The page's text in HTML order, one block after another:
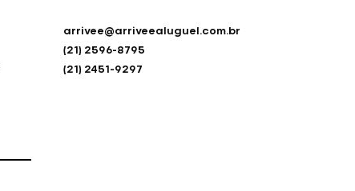
arrivee@arriveealuguel.com.br
(21) 2596-8795
(21) 2451-9297